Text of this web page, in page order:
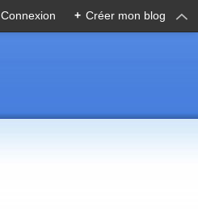
Connexion + Créer mon blog